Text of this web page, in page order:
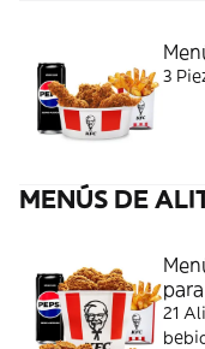
3
MENÚS DE
21